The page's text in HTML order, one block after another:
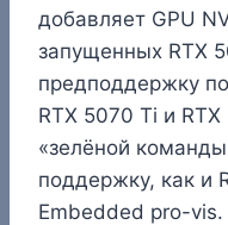
добавляет GPU
запущенных RTX
предподдержку
RTX 5070 Ti и
«зелёной
поддержку, как и
Embedded pro-